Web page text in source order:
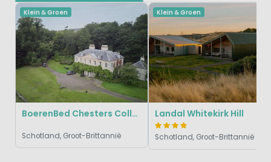
Klein & Groen
BoerenBed Chesters Collection
Schotland, Groot-Brittannië
Klein & Groen
Landal Whitekirk Hill
Schotland, Groot-Brittannië